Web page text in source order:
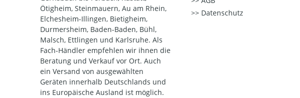
Ötigheim, Steinmauern, Au am Rhein,
Elchesheim-Illingen, Bietigheim,
Durmersheim, Baden-Baden, Bühl,
Malsch, Ettlingen und Karlsruhe. Als
Fach-Händler empfehlen wir ihnen die
Beratung und Verkauf vor Ort. Auch
ein Versand von ausgewählten
Geräten innerhalb Deutschlands und
ins Europäische Ausland ist möglich.
Datenschutz